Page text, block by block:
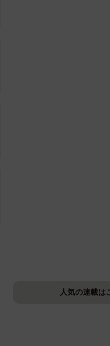
人気の連載は